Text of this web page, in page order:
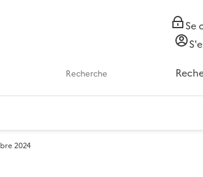
Se
2024